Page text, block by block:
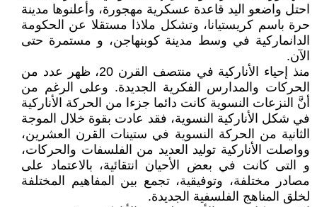
احتل واضعو اليد قاعدة عسكرية مهجورة، وأعلنوها مدينة
حرة باسم كريستيانا، وتشكل ملاذا مستقلا عن الحكومة
الدانماركية في وسط مدينة كوبنهاجن، و مستمرة حتى
الآن.
منذ إحياء الأناركية في منتصف القرن 20، ظهر عدد من
الحركات والمدارس الفكرية الجديدة. وعلى الرغم من
أنَّ النزعات النسوية كانت دائما جزءا من الحركة الأناركية
في شكل الأناركية النسوية، فقد عادت بقوة خلال الموجة
الثانية من الحركة النسوية في ستينات القرن العشرين،
وواصلت الأناركية توليد العديد من الفلسفات والحركات،
و التى كانت في بعض الأحيان انتقائية، بالاعتماد على
مصادر مختلفة، وتوفيقية، تجمع بين المفاهيم المختلفة
لخلق المناهج الفلسفية الجديدة.